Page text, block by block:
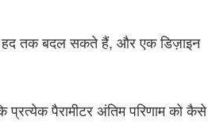
हद तक बदल सकते हैं, और एक डिज़ाइन
पैरामीटर अंतिम परिणाम को कैसे